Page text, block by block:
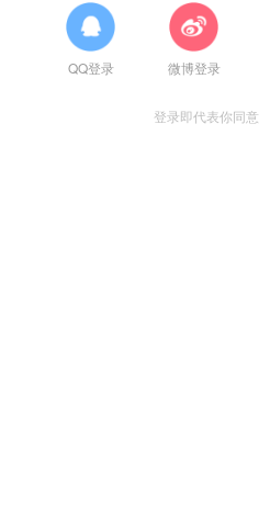
QQ登录 微博登录
登录即代表你同意